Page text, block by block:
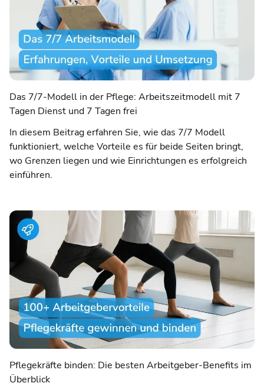
Das 7/7-Modell in der Pflege: Arbeitszeitmodell mit 7
Tagen Dienst und 7 Tagen frei
In diesem Beitrag erfahren Sie, wie das 7/7 Modell
funktioniert, welche Vorteile es für beide Seiten bringt,
wo Grenzen liegen und wie Einrichtungen es erfolgreich
einführen.
Pflegekräfte binden: Die besten Arbeitgeber-Benefits im
Überblick